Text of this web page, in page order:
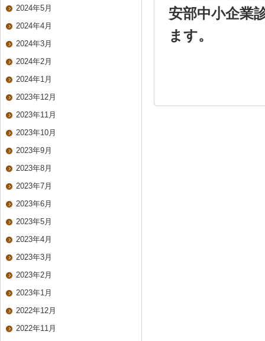
安部中小企業
ます。
2024年5月
2024年4月
2024年3月
2024年2月
2024年1月
2023年12月
2023年11月
2023年10月
2023年9月
2023年8月
2023年7月
2023年6月
2023年5月
2023年4月
2023年3月
2023年2月
2023年1月
2022年12月
2022年11月